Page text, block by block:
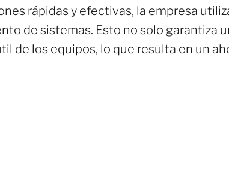
rápidas y efectivas, la empresa
de sistemas. Esto no solo garantiza
de los equipos, lo que resulta en un